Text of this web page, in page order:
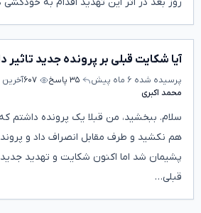
آیا شکایت قبلی بر پرونده جدید تاثیر
پرسیده شده ۶ ماه پیش ۳۵ پاسخ ۶۰۷
محمد اکبری
سلام. ببخشید، من قبلا یک پرونده داشتم
هم نکشید و طرف مقابل انصراف داد و
پشیمان شد اما اکنون شکایت و تهدید
قبلی…